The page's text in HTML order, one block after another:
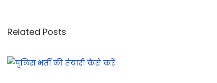
ल
प
Related Posts